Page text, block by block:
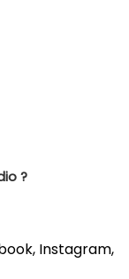
?
Instagram,